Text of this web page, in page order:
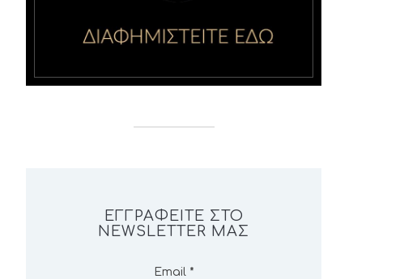
ΕΓΓΡΑΦΕΊΤΕ ΣΤΟ
NEWSLETTER ΜΑΣ
Email *